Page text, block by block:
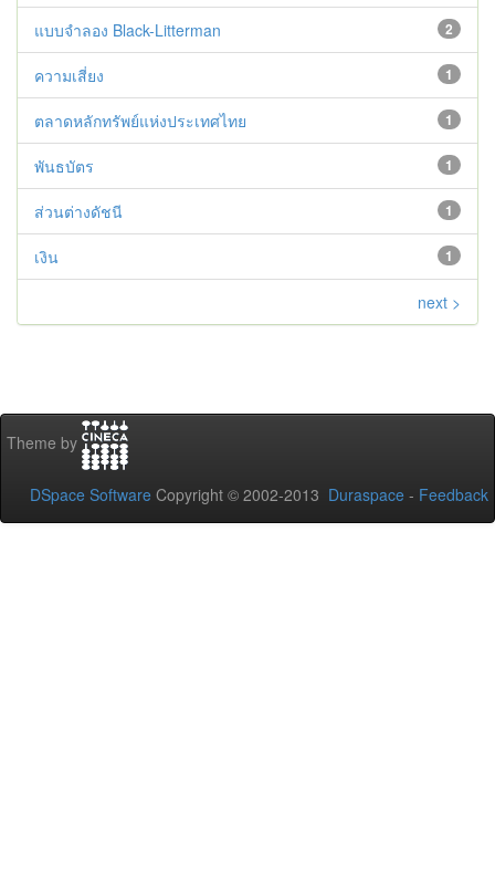
2
แบบจำลอง Black-Litterman
1
ความเสี่ยง
1
ตลาดหลักทรัพย์แห่งประเทศไทย
1
พันธบัตร
1
ส่วนต่างดัชนี
1
เงิน
next >
Theme by
DSpace Software Copyright © 2002-2013 Duraspace - Feedback